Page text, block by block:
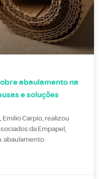
abaulamento na
e soluções
Carpio, realizou
da Empapel,
abaulamento